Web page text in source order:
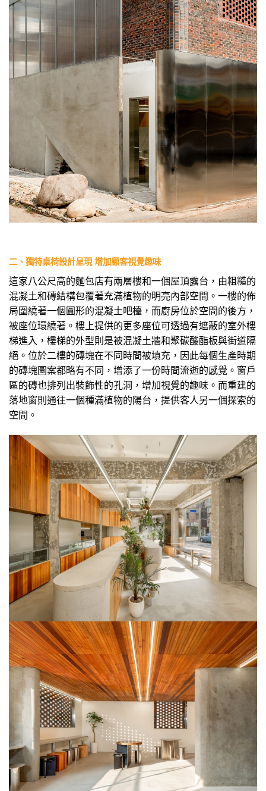
二、獨特桌椅設計呈現 增加顧客視覺趣味
這家八公尺高的麵包店有兩層樓和一個屋頂露台，由粗糙的
混凝土和磚結構包覆著充滿植物的明亮內部空間。一樓的佈
局圍繞著一個圓形的混凝土吧檯，而廚房位於空間的後方，
被座位環繞著。樓上提供的更多座位可透過有遮蔽的室外樓
梯進入，樓梯的外型則是被混凝土牆和聚碳酸酯板與街道隔
絕。位於二樓的磚塊在不同時間被填充，因此每個生產時期
的磚塊圖案都略有不同，增添了一份時間流逝的感覺。窗戶
區的磚也排列出裝飾性的孔洞，增加視覺的趣味。而重建的
落地窗則通往一個種滿植物的陽台，提供客人另一個探索的
空間。